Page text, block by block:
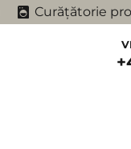
Curățătorie